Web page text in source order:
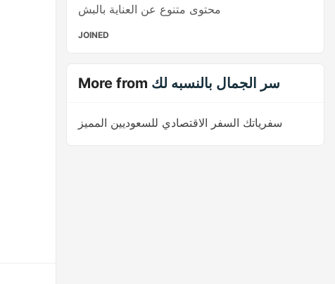
محتوى متنوع عن العناية بالبش
JOINED
More from سر الجمال بالنسبه لك
سفرياتك السفر الاقتصادي للسعوديين المميز